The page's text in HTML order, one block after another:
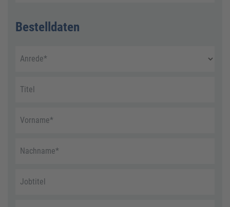
Bestelldaten
Anrede*
Titel
Vorname*
Nachname*
Jobtitel